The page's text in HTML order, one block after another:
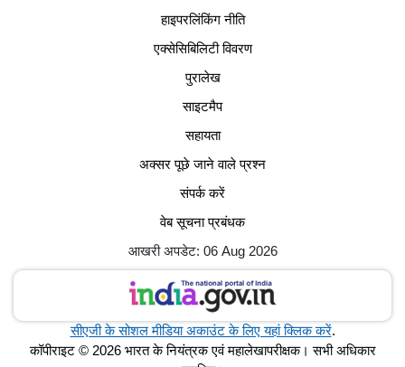
हाइपरलिंकिंग नीति
एक्सेसिबिलिटी विवरण
पुरालेख
साइटमैप
सहायता
अक्सर पूछे जाने वाले प्रश्न
संपर्क करें
वेब सूचना प्रबंधक
आखरी अपडेट: 06 Aug 2026
सीएजी के सोशल मीडिया अकाउंट के लिए यहां क्लिक करें.
कॉपीराइट © 2026 भारत के नियंत्रक एवं महालेखापरीक्षक। सभी अधिकार